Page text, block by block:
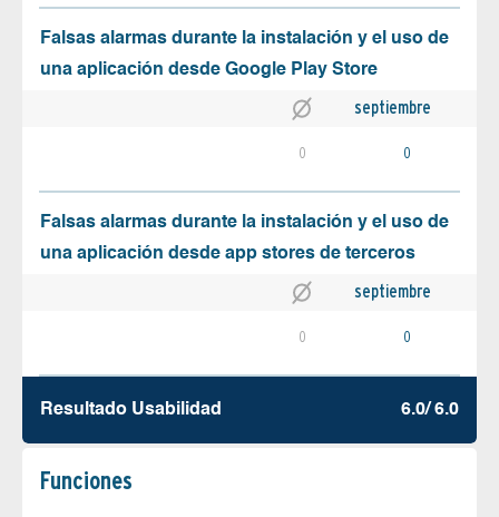
Falsas alarmas durante la instalación y el uso de
una aplicación desde Google Play Store
septiembre
0 0
Falsas alarmas durante la instalación y el uso de
una aplicación desde app stores de terceros
septiembre
0 0
Resultado Usabilidad 6.0/ 6.0
Funciones